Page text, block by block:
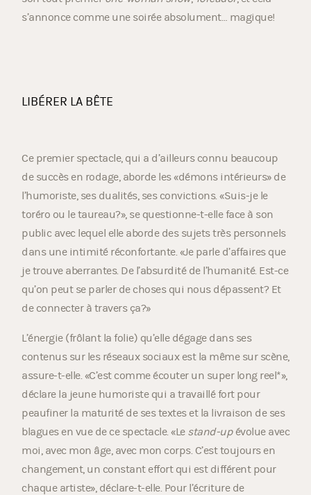
s’annonce comme une soirée absolument… magique!
LIBÉRER LA BÊTE
Ce premier spectacle, qui a d’ailleurs connu beaucoup
de succès en rodage, aborde les «démons intérieurs» de
l’humoriste, ses dualités, ses convictions. «Suis-je le
toréro ou le taureau?», se questionne-t-elle face à son
public avec lequel elle aborde des sujets très personnels
dans une intimité réconfortante. «Je parle d’affaires que
je trouve aberrantes. De l’absurdité de l’humanité. Est-ce
qu’on peut se parler de choses qui nous dépassent? Et
de connecter à travers ça?»
L’énergie (frôlant la folie) qu’elle dégage dans ses
contenus sur les réseaux sociaux est la même sur scène,
assure-t-elle. «C’est comme écouter un super long reel*»,
déclare la jeune humoriste qui a travaillé fort pour
peaufiner la maturité de ses textes et la livraison de ses
blagues en vue de ce spectacle. «Le stand-upévolue avec
moi, avec mon âge, avec mon corps. C’est toujours en
changement, un constant effort qui est différent pour
chaque artiste», déclare-t-elle. Pour l’écriture de